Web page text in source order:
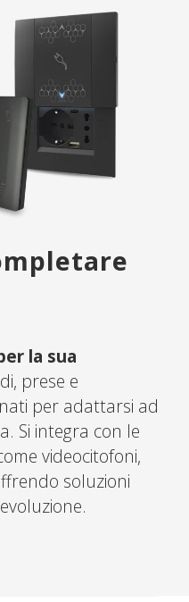
la sua
prese e
per adattarsi ad
Si integra con le
videocitofoni,
soluzioni